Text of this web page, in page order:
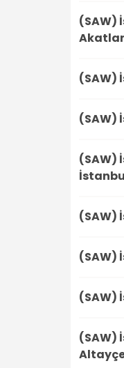
(SAW)
(SAW)
(SAW)
(SAW)
(SAW)
(SAW)
(SAW)
(SAW)